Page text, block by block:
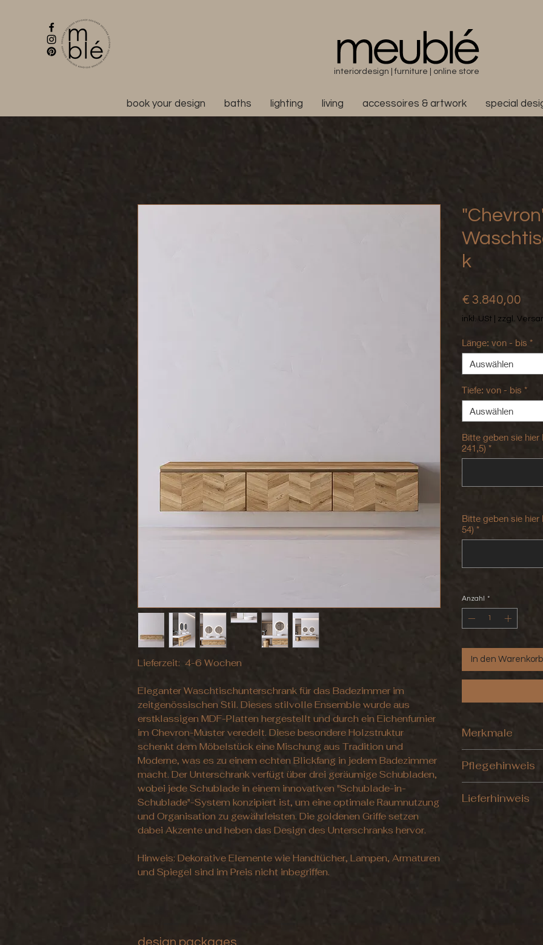
interiordesign | furniture | online store
Lieferzeit: 4-6 Wochen
Eleganter Waschtischunterschrank für das Badezimmer im
zeitgenössischen Stil. Dieses stilvolle Ensemble wurde aus
erstklassigen MDF-Platten hergestellt und durch ein Eichenfurnier
im Chevron-Muster veredelt. Diese besondere Holzstruktur
schenkt dem Möbelstück eine Mischung aus Tradition und
Moderne, was es zu einem echten Blickfang in jedem Badezimmer
macht. Der Unterschrank verfügt über drei geräumige Schubladen,
wobei jede Schublade in einem innovativen "Schublade-in-
Schublade"-System konzipiert ist, um eine optimale Raumnutzung
und Organisation zu gewährleisten. Die goldenen Griffe setzen
dabei Akzente und heben das Design des Unterschranks hervor.
Hinweis: Dekorative Elemente wie Handtücher, Lampen, Armaturen
und Spiegel sind im Preis nicht inbegriffen.
k
€ 3.840,00
inkl. USt zzgl.
Länge: von - bis *
Auswählen
Tiefe: von - bis *
Auswählen
Bitte geben sie hier
241,5) *
Bitte geben sie hier
54) *
Anzahl *
In den Warenkorb
Merkmale
Aussen:
Material: MDF
ohne
Pflegehinweis
wir ein feuchtes
Tuch. Bei
Lieferhinweis
design packages
book your design baths lighting living accessoires & artwork special